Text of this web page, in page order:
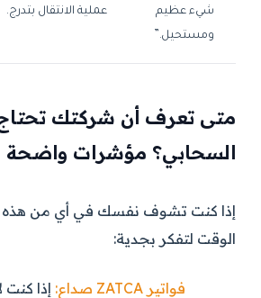
شيء عظيم
ومستحيل.”
عملية الانتقال بتدرج.
السحابي؟ مؤشرات واضحة
إذا كنت تشوف نفسك في أي من هذه
الوقت لتفكر بجدية:
فواتير ZATCA صداع:
إذا كنت